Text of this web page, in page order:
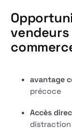
vendeurs
avantage
précoce
Accès
distraction